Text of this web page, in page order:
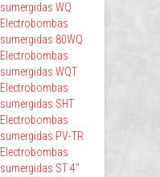
sumergidas WQ
Electrobombas
sumergidas 80WQ
Electrobombas
sumergidas WQT
Electrobombas
sumergidas SHT
Electrobombas
sumergidas PV-TR
Electrobombas
sumergidas ST 4"